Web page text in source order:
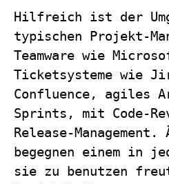
Hilfreich ist der
typischen Projekt-
Teamware wie
Ticketsysteme wie
Confluence, agiles
Sprints, mit Code-
Release-
begegnen einem in
sie zu benutzen